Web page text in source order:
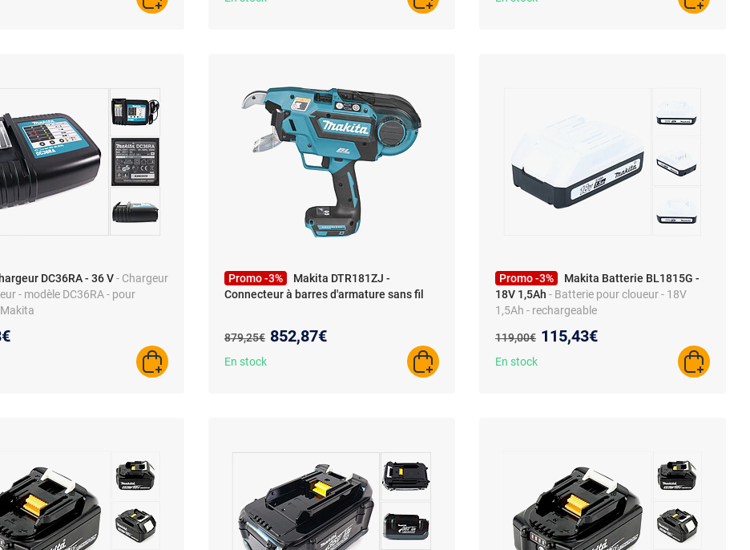
AJOUTER AU PANIER AJOUTER AU PANIER AJOUTER
DC36RA - 36 V- Chargeur
- modèle DC36RA - pour
AJOUTER AU PANIER
Promo -3%
Makita DTR181ZJ -
Connecteur à barres d'armature sans fil
Ancien prix :
879,25€ Nouveau prix :
852,87€
En stock
AJOUTER AU PANIER
Promo -3%
Makita Batterie BL1815G -
18V 1,5Ah - Batterie pour cloueur - 18V
1,5Ah - rechargeable
Ancien prix :
119,00€ Nouveau prix :
115,43€
En stock
AJOUTER